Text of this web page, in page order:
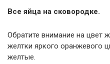
Все яйца на сковородке.
Обратите внимание на цвет
желтки яркого оранжевого
желтые.